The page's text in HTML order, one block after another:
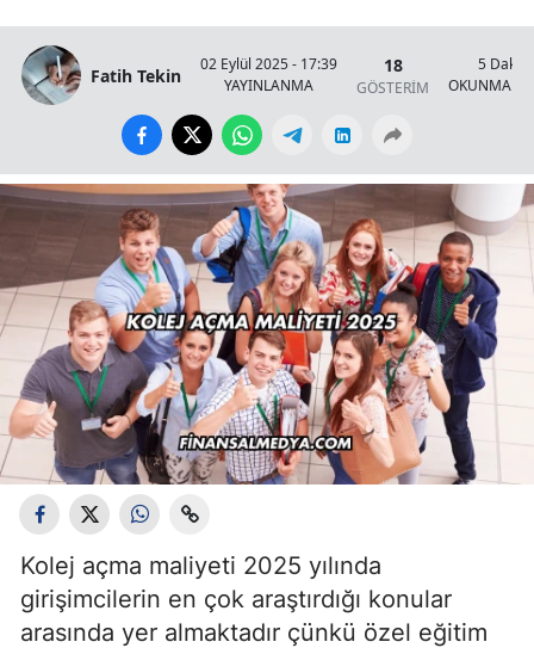
Fatih Tekin
02 Eylül 2025 - 17:39
YAYINLANMA
18
GÖSTERİM
5 Dakika
OKUNMA
Kolej açma maliyeti 2025 yılında
girişimcilerin en çok araştırdığı konular
arasında yer almaktadır çünkü özel eğitim